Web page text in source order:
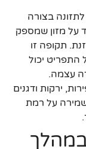
בצורה
על מזון שמספק
תקופה זו
התפריט יכול
עצמה.
ירקות ודגנים
על רמת
במהלך